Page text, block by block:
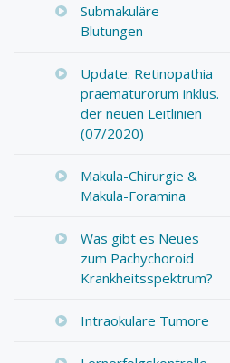
Submakuläre
Blutungen
Update: Retinopathia
praematurorum inklus.
der neuen Leitlinien
(07/2020)
Makula-Chirurgie &
Makula-Foramina
Was gibt es Neues
zum Pachychoroid
Krankheitsspektrum?
Intraokulare Tumore